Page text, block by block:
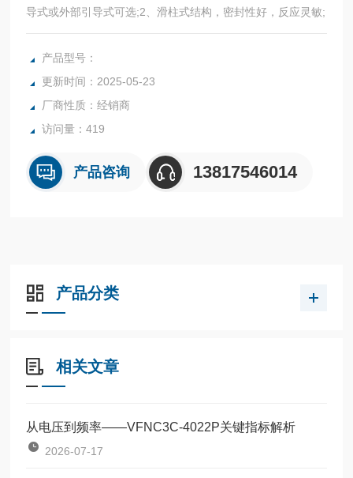
导式或外部引导式可选;2、滑柱式结构，密封性好，反应灵敏;
产品型号：
更新时间：2025-05-23
厂商性质：经销商
访问量：419
产品咨询 13817546014
产品分类
相关文章
从电压到频率——VFNC3C-4022P关键指标解析
2026-07-17